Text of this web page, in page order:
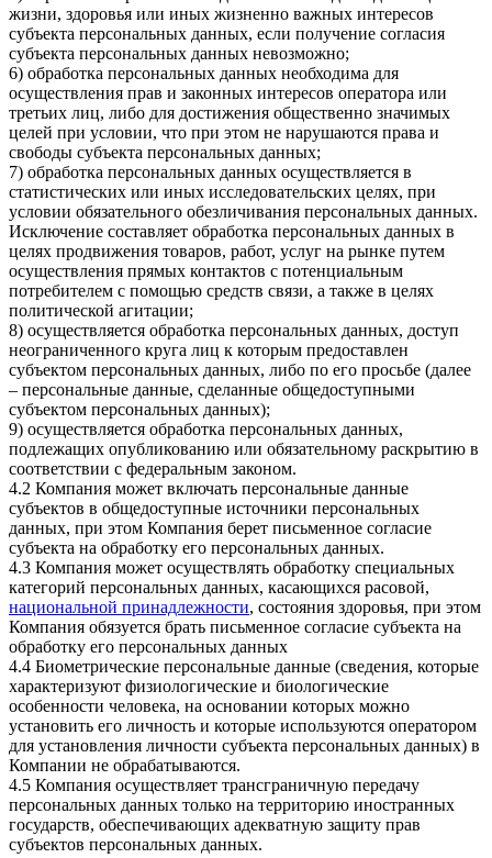
жизни, здоровья или иных жизненно важных интересов
субъекта персональных данных, если получение согласия
субъекта персональных данных невозможно;
6) обработка персональных данных необходима для
осуществления прав и законных интересов оператора или
третьих лиц, либо для достижения общественно значимых
целей при условии, что при этом не нарушаются права и
свободы субъекта персональных данных;
7) обработка персональных данных осуществляется в
статистических или иных исследовательских целях, при
условии обязательного обезличивания персональных данных.
Исключение составляет обработка персональных данных в
целях продвижения товаров, работ, услуг на рынке путем
осуществления прямых контактов с потенциальным
потребителем с помощью средств связи, а также в целях
политической агитации;
8) осуществляется обработка персональных данных, доступ
неограниченного круга лиц к которым предоставлен
субъектом персональных данных, либо по его просьбе (далее
– персональные данные, сделанные общедоступными
субъектом персональных данных);
9) осуществляется обработка персональных данных,
подлежащих опубликованию или обязательному раскрытию в
соответствии с федеральным законом.
4.2 Компания может включать персональные данные
субъектов в общедоступные источники персональных
данных, при этом Компания берет письменное согласие
субъекта на обработку его персональных данных.
4.3 Компания может осуществлять обработку специальных
категорий персональных данных, касающихся расовой,
национальной принадлежности, состояния здоровья, при этом
Компания обязуется брать письменное согласие субъекта на
обработку его персональных данных
4.4 Биометрические персональные данные (сведения, которые
характеризуют физиологические и биологические
особенности человека, на основании которых можно
установить его личность и которые используются оператором
для установления личности субъекта персональных данных) в
Компании не обрабатываются.
4.5 Компания осуществляет трансграничную передачу
персональных данных только на территорию иностранных
государств, обеспечивающих адекватную защиту прав
субъектов персональных данных.